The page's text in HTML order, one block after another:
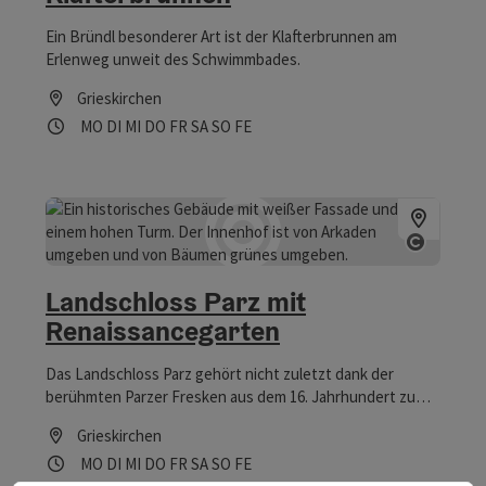
erreichen. Etwa 200 m entfernt befinden sich Parkplätze.
Ein Bründl besonderer Art ist der Klafterbrunnen am
Erlenweg unweit des Schwimmbades.
Grieskirchen
Öffnungszeiten
MO Montag geöffnet
DI Dienstag geöffnet
MI Mittwoch geöffnet
DO Donnerstag geöffnet
FR Freitag geöffnet
SASamstag geöffnet
SO Sonntag geöffnet
FEFeiertag geöffnet
Landschloss Parz mit
Renaissancegarten
Das Landschloss Parz gehört nicht zuletzt dank der
berühmten Parzer Fresken aus dem 16. Jahrhundert zu
Oberösterreichs und bildet mit den umliegenden
gepflegten Park- und Gartenanlagen ein harmonisches
Grieskirchen
Öffnungszeiten
MO Montag geöffnet
DI Dienstag geöffnet
MI Mittwoch geöffnet
DO Donnerstag geöffnet
FR Freitag geöffnet
SASamstag geöffnet
SO Sonntag geöffnet
FEFeiertag geöffnet